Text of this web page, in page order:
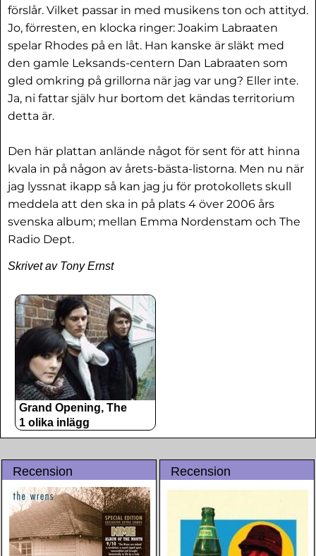
förslår. Vilket passar in med musikens ton och attityd.
Jo, förresten, en klocka ringer: Joakim Labraaten
spelar Rhodes på en låt. Han kanske är släkt med
den gamle Leksands-centern Dan Labraaten som
gled omkring på grillorna när jag var ung? Eller inte.
Ja, ni fattar själv hur bortom det kändas territorium
detta är.
Den här plattan anlände något för sent för att hinna
kvala in på någon av årets-bästa-listorna. Men nu när
jag lyssnat ikapp så kan jag ju för protokollets skull
meddela att den ska in på plats 4 över 2006 års
svenska album; mellan Emma Nordenstam och The
Radio Dept.
Skrivet av Tony Ernst
Grand Opening, The
1 olika inlägg
Recension Recension